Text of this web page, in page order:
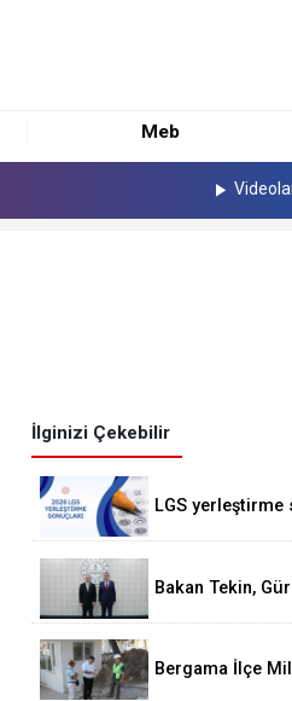
Meb
İlginizi Çekebilir
LGS yerleştirme
Bakan Tekin,
Bergama İlçe